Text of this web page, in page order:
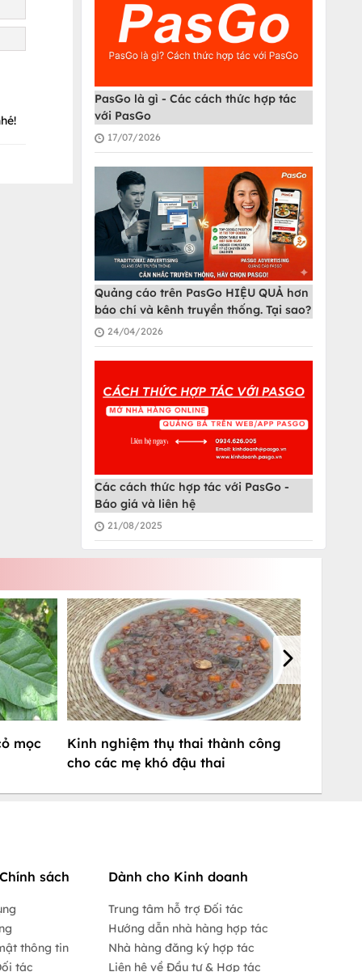
PasGo là gì - Các cách thức hợp tác
với PasGo
17/07/2026
Quảng cáo trên PasGo HIỆU QUẢ hơn
báo chí và kênh truyền thống. Tại sao?
24/04/2026
Các cách thức hợp tác với PasGo -
Báo giá và liên hệ
21/08/2025
mọc
Kinh nghiệm thụ thai thành công
cho các mẹ khó đậu thai
sách
thông tin
tác
Dành cho Kinh doanh
Trung tâm hỗ trợ Đối tác
Hướng dẫn nhà hàng hợp tác
Nhà hàng đăng ký hợp tác
Liên hệ về Đầu tư & Hợp tác